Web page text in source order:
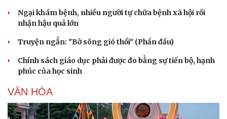
Ngại khám bệnh, nhiều người tự chữa bệnh xã hội rồi
nhận hậu quả lớn
Truyện ngắn: "Bờ sông gió thổi" (Phần đầu)
Chính sách giáo dục phải được đo bằng sự tiến bộ, hạnh
phúc của học sinh
VĂN HÓA